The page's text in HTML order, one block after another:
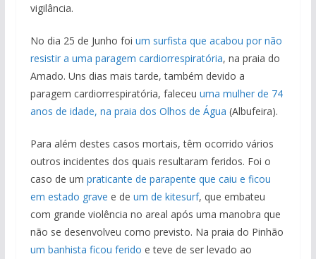
vigilância.
No dia 25 de Junho foi um surfista que acabou por não
resistir a uma paragem cardiorrespiratória, na praia do
Amado. Uns dias mais tarde, também devido a
paragem cardiorrespiratória, faleceu uma mulher de 74
anos de idade, na praia dos Olhos de Água (Albufeira).
Para além destes casos mortais, têm ocorrido vários
outros incidentes dos quais resultaram feridos. Foi o
caso de um praticante de parapente que caiu e ficou
em estado grave e de um de kitesurf, que embateu
com grande violência no areal após uma manobra que
não se desenvolveu como previsto. Na praia do Pinhão
um banhista ficou ferido e teve de ser levado ao